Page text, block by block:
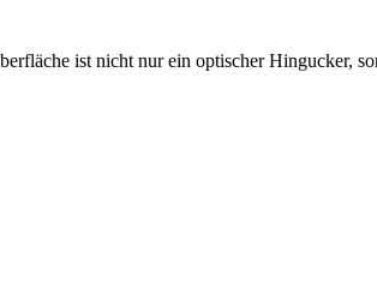
ist nicht nur ein optischer Hingucker,